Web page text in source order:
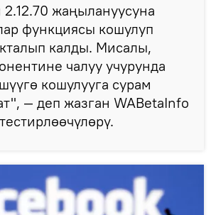
жаңылануусуна
функциясы кошулуп
калды. Мисалы,
чалуу учурунда
кошулууга сурам
— деп жазган WABetaInfo